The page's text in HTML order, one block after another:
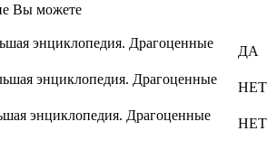
Вы можете
энциклопедия. Драгоценные
ДА
энциклопедия. Драгоценные
НЕТ
энциклопедия. Драгоценные
НЕТ